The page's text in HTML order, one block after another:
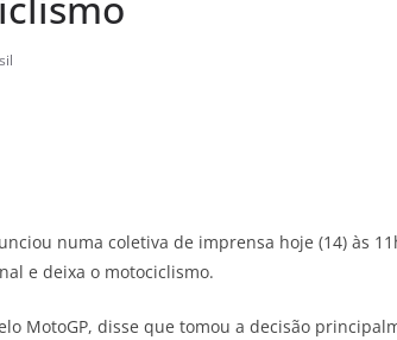
numa coletiva de imprensa hoje (14) às
e deixa o motociclismo.
MotoGP, disse que tomou a decisão